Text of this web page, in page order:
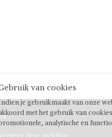
van cookies
je gebruikmaakt van onze
met het gebruik van
analytische en